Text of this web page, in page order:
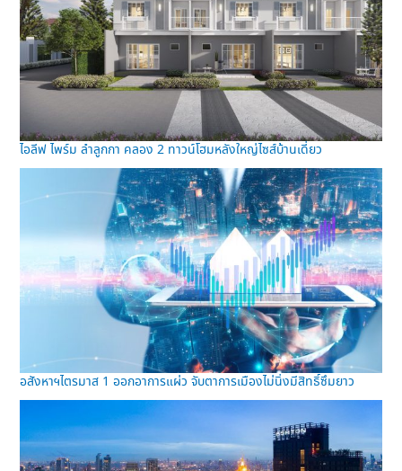
ไอลีฟ ไพร์ม ลำลูกกา คลอง 2 ทาวน์โฮมหลังใหญ่ไซส์บ้านเดี่ยว
อสังหาฯไตรมาส 1 ออกอาการแผ่ว จับตาการเมืองไม่นิ่งมีสิทธิ์ซึมยาว